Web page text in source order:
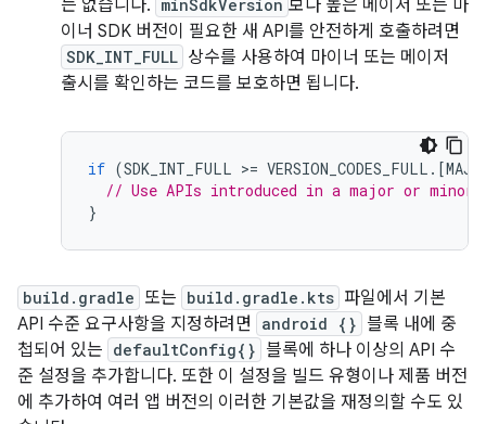
는 없습니다. minSdkVersion 보다 높은 메이저 또는 마
이너 SDK 버전이 필요한 새 API를 안전하게 호출하려면
SDK_INT_FULL 상수를 사용하여 마이너 또는 메이저
출시를 확인하는 코드를 보호하면 됩니다.
if (SDK_INT_FULL >= VERSION_CODES_FULL . [
// Use APIs introduced in a major or minor
}
build.gradle 또는 build.gradle.kts 파일에서 기본
API 수준 요구사항을 지정하려면
android {} 블록 내에 중
첩되어 있는 defaultConfig{} 블록에 하나 이상의 API 수
준 설정을 추가합니다. 또한 이 설정을 빌드 유형이나 제품 버전
에 추가하여 여러 앱 버전의 이러한 기본값을 재정의할 수도 있